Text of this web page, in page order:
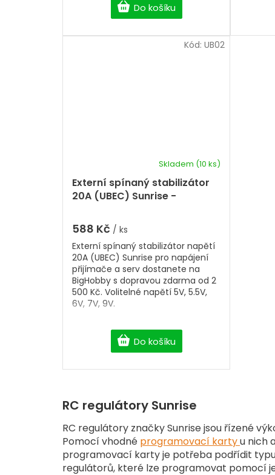
Do košíku
Externí spínaný stabilizátor
20A (UBEC) Sunrise -
7V, 9V
hodnocení
produktu
je
z
5
hvězdiček.
Skladem (10 ks)
588 Kč / ks
Do košíku
Externí spínaný stabilizátor napětí
20A (UBEC) Sunrise pro napájení
přijímače a serv dostanete na
BigHobby s dopravou zdarma od 2
500 Kč. Volitelné napětí 5V, 5.5V,
6V, 7V, 9V.
Kód: UB02
RC regulátory Sunrise
RC regulátory značky Sunrise jsou řízené
Pomocí vhodné programovací kartyu nich
programovací karty je potřeba podřídit
regulátorů, které lze programovat pomocí